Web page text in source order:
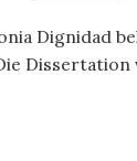
Dignidad